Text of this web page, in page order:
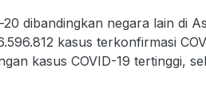
dibandingkan negara lain di
kasus terkonfirmasi
kasus COVID-19 tertinggi,